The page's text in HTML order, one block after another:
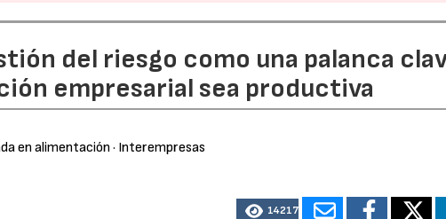
del riesgo como una palanca
empresarial sea productiva
en alimentación · Interempresas
14217